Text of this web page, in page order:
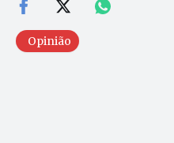
Opinião